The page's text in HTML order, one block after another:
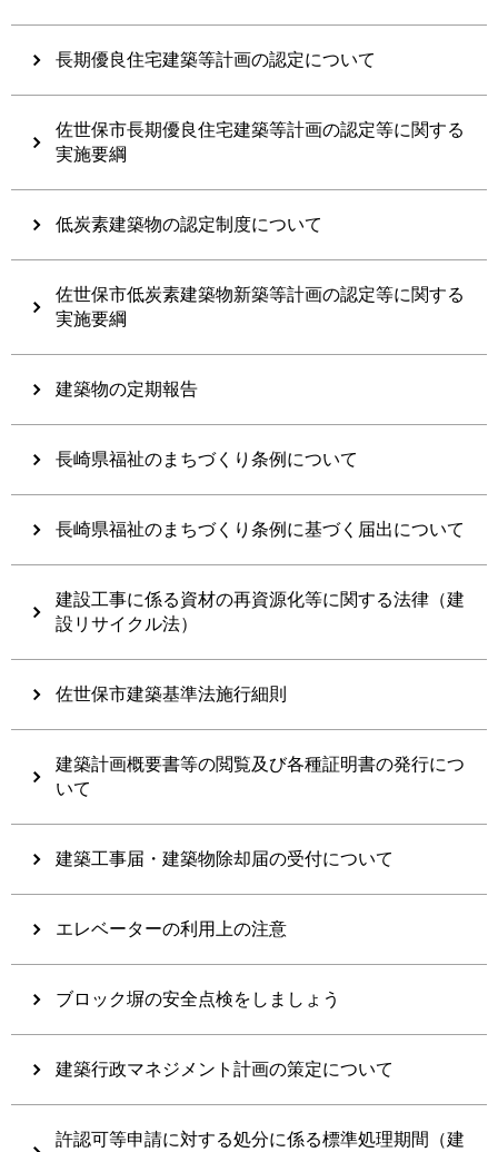
長期優良住宅建築等計画の認定について
佐世保市長期優良住宅建築等計画の認定等に関する
実施要綱
低炭素建築物の認定制度について
佐世保市低炭素建築物新築等計画の認定等に関する
実施要綱
建築物の定期報告
長崎県福祉のまちづくり条例について
長崎県福祉のまちづくり条例に基づく届出について
建設工事に係る資材の再資源化等に関する法律（建
設リサイクル法）
佐世保市建築基準法施行細則
建築計画概要書等の閲覧及び各種証明書の発行につ
いて
建築工事届・建築物除却届の受付について
エレベーターの利用上の注意
ブロック塀の安全点検をしましょう
建築行政マネジメント計画の策定について
許認可等申請に対する処分に係る標準処理期間（建